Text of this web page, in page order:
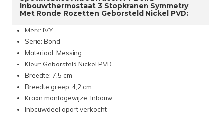
Inbouwthermostaat 3 Stopkranen Symmetry
Met Ronde Rozetten Geborsteld Nickel PVD:
Merk: IVY
Serie: Bond
Materiaal: Messing
Kleur: Geborsteld Nickel PVD
Breedte: 7,5 cm
Breedte greep: 4,2 cm
Kraan montagewijze: Inbouw
Inbouwdeel apart verkocht